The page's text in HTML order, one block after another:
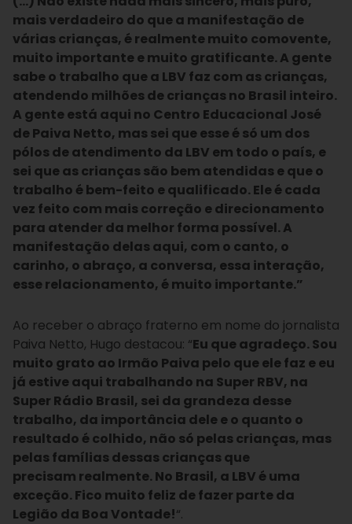
mais verdadeiro do que a manifestação de
várias crianças, é realmente muito comovente,
muito importante e muito gratificante. A gente
sabe o trabalho que a LBV faz com as crianças,
atendendo milhões de crianças no Brasil inteiro.
A gente está aqui no Centro Educacional José
de Paiva Netto, mas sei que esse é só um dos
pólos de atendimento da LBV em todo o país, e
sei que as crianças são bem atendidas e que o
trabalho é bem-feito e qualificado. Ele é cada
vez feito com mais correção e direcionamento
para atender da melhor forma possível. A
manifestação delas aqui, com o canto, o
carinho, o abraço, a conversa, essa interação,
esse relacionamento, é muito importante.”
Ao receber o abraço fraterno em nome do jornalista
Paiva Netto, Hugo destacou: “Eu que agradeço. Sou
muito grato ao Irmão Paiva pelo que ele faz e eu
já estive aqui trabalhando na Super RBV, na
Super Rádio Brasil, sei da grandeza desse
trabalho, da importância dele e o quanto o
resultado é colhido, não só pelas crianças, mas
pelas famílias dessas crianças que
precisam realmente. No Brasil, a LBV é uma
exceção. Fico muito feliz de fazer parte da
Legião da Boa Vontade!“.